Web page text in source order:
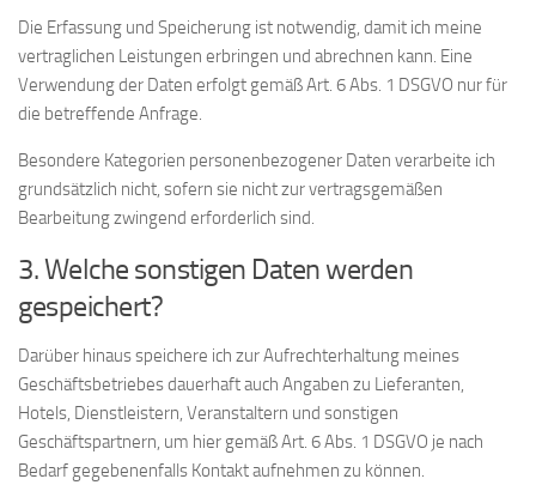
Die Erfassung und Speicherung ist notwendig, damit ich meine
vertraglichen Leistungen erbringen und abrechnen kann. Eine
Verwendung der Daten erfolgt gemäß Art. 6 Abs. 1 DSGVO nur für
die betreffende Anfrage.
Besondere Kategorien personenbezogener Daten verarbeite ich
grundsätzlich nicht, sofern sie nicht zur vertragsgemäßen
Bearbeitung zwingend erforderlich sind.
3. Welche sonstigen Daten werden
gespeichert?
Darüber hinaus speichere ich zur Aufrechterhaltung meines
Geschäftsbetriebes dauerhaft auch Angaben zu Lieferanten,
Hotels, Dienstleistern, Veranstaltern und sonstigen
Geschäftspartnern, um hier gemäß Art. 6 Abs. 1 DSGVO je nach
Bedarf gegebenenfalls Kontakt aufnehmen zu können.